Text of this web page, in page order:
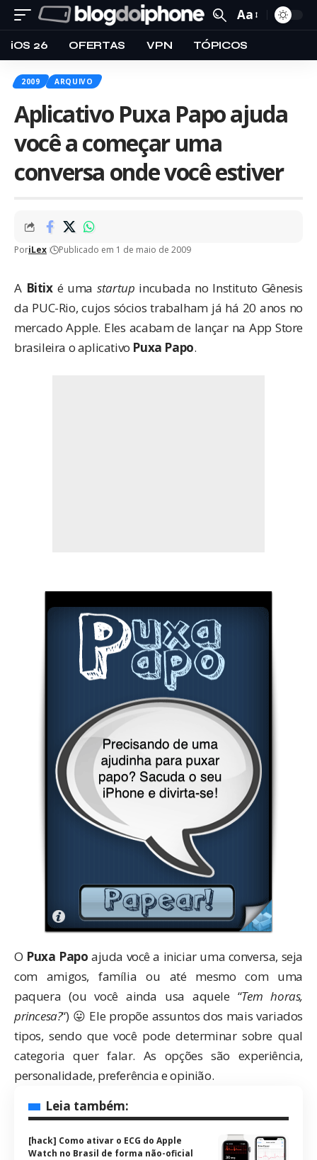
Aa
iOS 26 OFERTAS VPN TÓPICOS
2009 ARQUIVO
Aplicativo Puxa Papo ajuda
você a começar uma
conversa onde você estiver
PoriLex Publicado em 1 de maio de 2009
A Bitixé umastartup incubada no Instituto Gênesis
da PUC-Rio, cujos sócios trabalham já há 20 anos no
mercado Apple. Eles acabam de lançar na App Store
brasileira o aplicativo Puxa Papo.
O Puxa Papo ajuda você a iniciar uma conversa, seja
com amigos, família ou até mesmo com uma
paquera (ou você ainda usa aquele “Tem horas,
princesa?“) 😛 Ele propõe assuntos dos mais variados
tipos, sendo que você pode determinar sobre qual
categoria quer falar. As opções são experiência,
personalidade, preferência e opinião.
Leia também:
[hack] Como ativar o ECG do Apple
Watch no Brasil de forma não-oficial